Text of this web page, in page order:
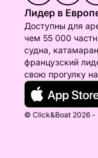
Лидер в
Доступны для
чем 55 000
судна,
французский
свою прогулку
© Click&Boat 2026